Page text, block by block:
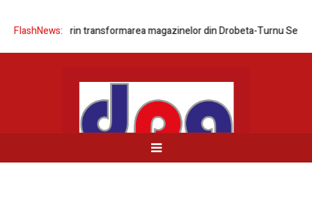
FlashNews:
transformarea magazinelor din Drobeta-Turnu Severin și Balotești